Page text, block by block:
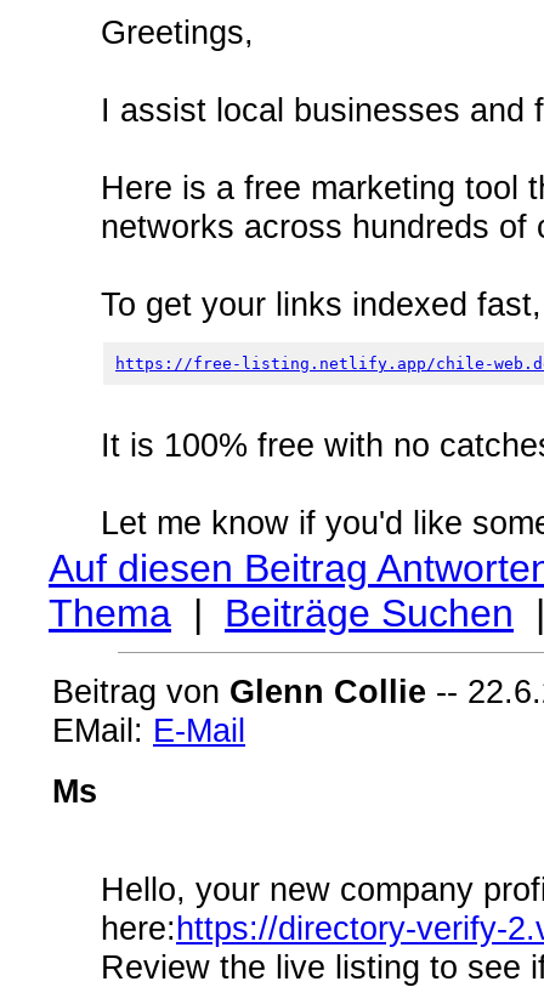
Greetings,
I assist local businesses and
Here is a free marketing tool
networks across hundreds
To get your links indexed
https://free-listing.netlify.app/chile-
It is 100% free with no
Let me know if you'd like
Auf diesen Beitrag
Thema | Beiträge Suchen
Beitrag von Glenn Collie --
EMail: E-Mail
Ms
Hello, your new company
here:https://directory-verify-
Review the live listing to see